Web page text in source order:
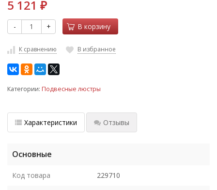
5 121 ₽
- + В корзину
К сравнению В избранное
Категории: Подвесные люстры
Характеристики Отзывы
Основные
Код товара 229710